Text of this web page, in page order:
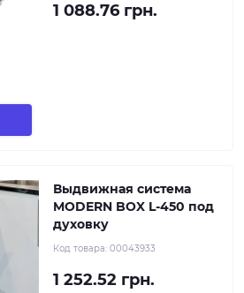
1 088.76 грн.
Выдвижная система
MODERN BOX L-450 под
духовку
Код товара: 00043933
1 252.52 грн.